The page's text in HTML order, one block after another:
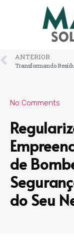
ANTERIOR
No Comments
de
do Seu